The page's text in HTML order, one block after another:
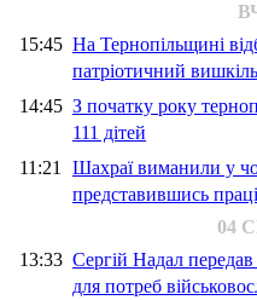
15:45 На Тернопільщині
патріотичний
14:45 З початку року
111 дітей
11:21 Шахраї виманили у
представившись
04
13:33 Сергій Надал
для потреб